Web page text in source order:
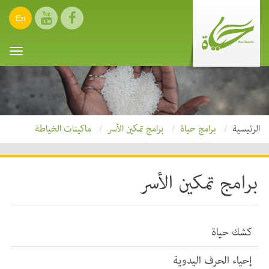
En
الرئيسية برامج حياة برامج تمكين الأسر ماكينات الخياطة
برامج تمكين الأسر
كشك حياة
إحياء الحرف اليدوية